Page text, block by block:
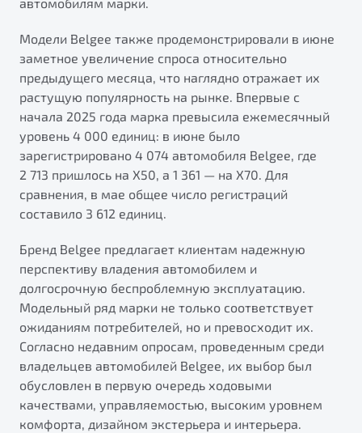
Универсальный кроссовер
от 2 499 990 ₽*
Обзор В наличии
Калькулятор ТО
Клиентская поддержка
Модели Belgee также продемонстрировали в июне
заметное увеличение спроса относительно
предыдущего месяца, что наглядно отражает их
растущую популярность на рынке. Впервые с
начала 2025 года марка превысила ежемесячный
уровень 4 000 единиц: в июне было
зарегистрировано 4 074 автомобиля Belgee, где
2 713 пришлось на X50, а 1 361 — на X70. Для
сравнения, в мае общее число регистраций
составило 3 612 единиц.
Бренд Belgee предлагает клиентам надежную
перспективу владения автомобилем и
долгосрочную беспроблемную эксплуатацию.
Модельный ряд марки не только соответствует
ожиданиям потребителей, но и превосходит их.
Согласно недавним опросам, проведенным среди
владельцев автомобилей Belgee, их выбор был
обусловлен в первую очередь ходовыми
качествами, управляемостью, высоким уровнем
комфорта, дизайном экстерьера и интерьера.